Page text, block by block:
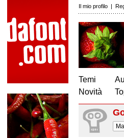
Il mio profilo |
Temi
Novità